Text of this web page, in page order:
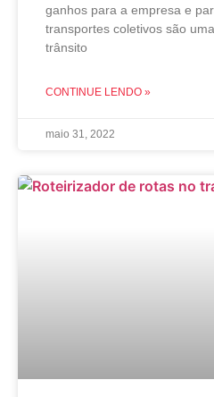
ganhos para a empresa e
transportes coletivos são
trânsito
CONTINUE LENDO »
maio 31, 2022